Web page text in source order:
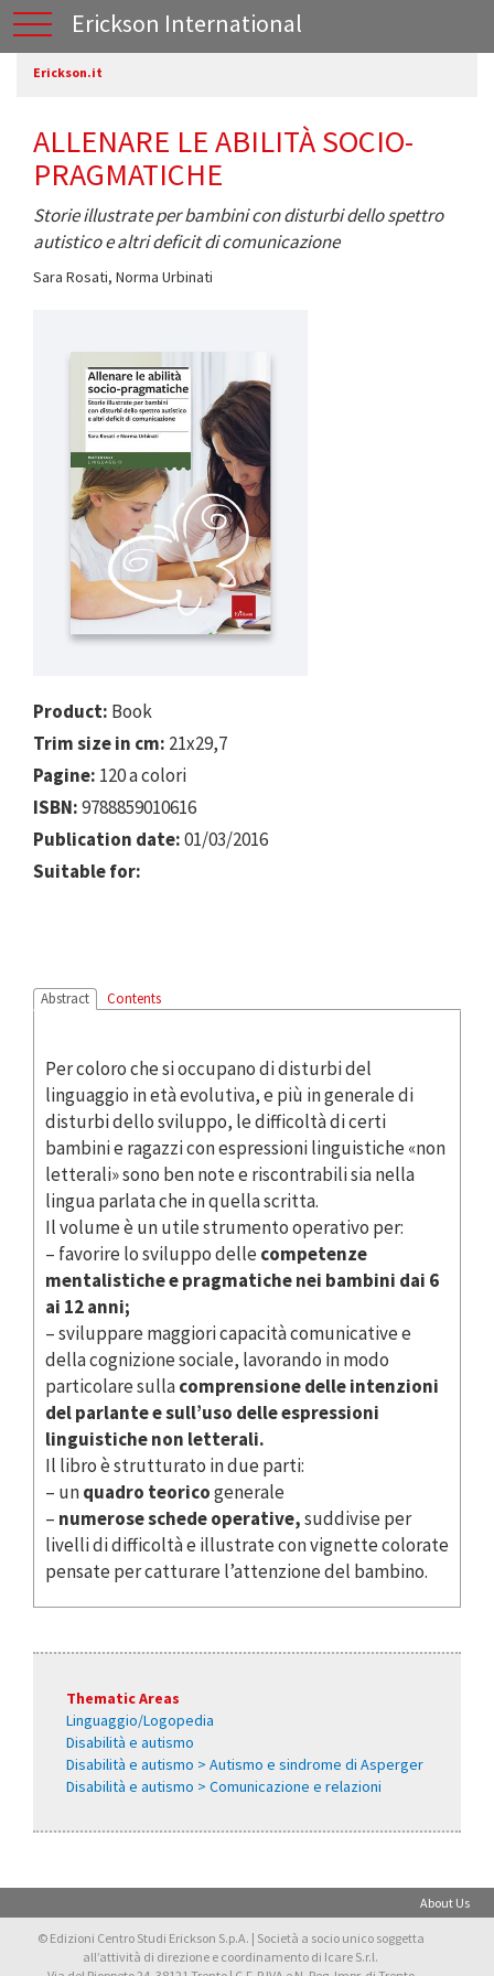
Erickson International
Erickson.it
ALLENARE LE ABILITÀ SOCIO-
PRAGMATICHE
Storie illustrate per bambini con disturbi dello spettro
autistico e altri deficit di comunicazione
Sara Rosati, Norma Urbinati
Product: Book
Trim size in cm: 21x29,7
Pagine: 120 a colori
ISBN:9788859010616
Publication date:01/03/2016
Suitable for:
Abstract Contents
Per coloro che si occupano di disturbi del
linguaggio in età evolutiva, e più in generale di
disturbi dello sviluppo, le difficoltà di certi
bambini e ragazzi con espressioni linguistiche «non
letterali» sono ben note e riscontrabili sia nella
lingua parlata che in quella scritta.
Il volume è un utile strumento operativo per:
– favorire lo sviluppo dellecompetenze
mentalistiche e pragmatiche nei bambini dai 6
ai 12 anni;
– sviluppare maggiori capacità comunicative e
della cognizione sociale, lavorando in modo
particolare sullacomprensione delle intenzioni
del parlante e sull’uso delle espressioni
linguistiche non letterali.
Il libro è strutturato in due parti:
– unquadro teoricogenerale
– numerose schede operative,suddivise per
livelli di difficoltà e illustrate con vignette colorate
pensate per catturare l’attenzione del bambino.
Thematic Areas
Linguaggio/Logopedia
Disabilità e autismo
Disabilità e autismo > Autismo e sindrome di Asperger
Disabilità e autismo > Comunicazione e relazioni
About Us
© Edizioni Centro Studi Erickson S.p.A. | Società a socio unico soggetta
all’attività di direzione e coordinamento di Icare S.r.l.